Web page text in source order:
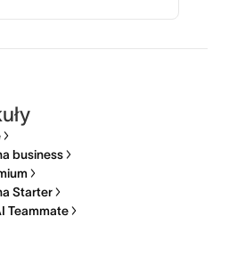
business
Starter
Teammate